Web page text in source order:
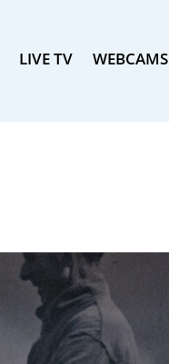
LIVE TV WEBCAMS